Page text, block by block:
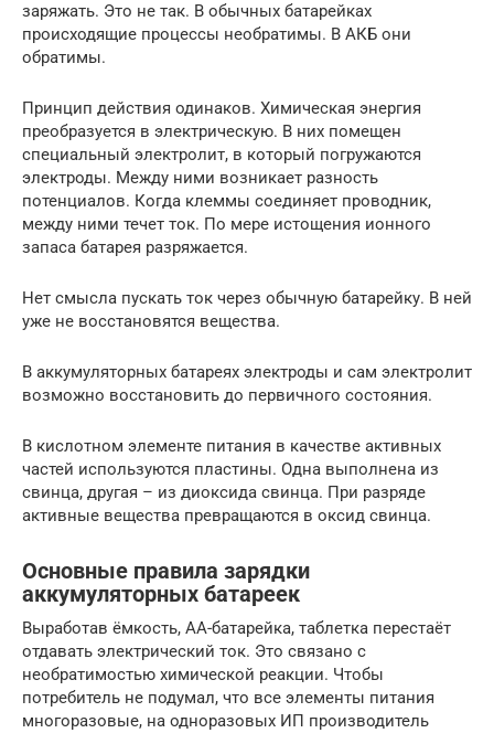
заряжать. Это не так. В обычных батарейках
происходящие процессы необратимы. В АКБ они
обратимы.
Принцип действия одинаков. Химическая энергия
преобразуется в электрическую. В них помещен
специальный электролит, в который погружаются
электроды. Между ними возникает разность
потенциалов. Когда клеммы соединяет проводник,
между ними течет ток. По мере истощения ионного
запаса батарея разряжается.
Нет смысла пускать ток через обычную батарейку. В ней
уже не восстановятся вещества.
В аккумуляторных батареях электроды и сам электролит
возможно восстановить до первичного состояния.
В кислотном элементе питания в качестве активных
частей используются пластины. Одна выполнена из
свинца, другая – из диоксида свинца. При разряде
активные вещества превращаются в оксид свинца.
Основные правила зарядки
аккумуляторных батареек
Выработав ёмкость, АА-батарейка, таблетка перестаёт
отдавать электрический ток. Это связано с
необратимостью химической реакции. Чтобы
потребитель не подумал, что все элементы питания
многоразовые, на одноразовых ИП производитель